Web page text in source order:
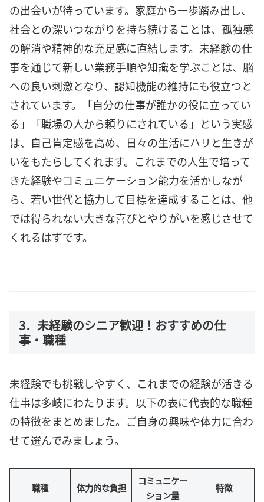
の出会いが待っています。家庭から一歩踏み出し、
社会との深いつながりを持ち続けることは、孤独感
の解消や精神的な充足感に直結します。未経験の仕
事を通じて新しい業務手順や知識を学ぶことは、脳
への良い刺激となり、認知機能の維持にも役立つと
されています。「自分の仕事が誰かの役に立ってい
る」「職場の人から頼りにされている」という実感
は、自己肯定感を高め、日々の生活にハリと生きが
いをもたらしてくれます。これまでの人生で培って
きた経験やコミュニケーション能力を活かしなが
ら、若い世代と協力して目標を達成することは、他
では得られない大きな喜びとやりがいを感じさせて
くれるはずです。
3．未経験のシニア歓迎！おすすめの仕
事・職種
未経験でも挑戦しやすく、これまでの経験が活きる
仕事は多岐にわたります。以下の表に代表的な職種
の特徴をまとめました。ご自身の興味や体力に合わ
せて選んでみましょう。
職種 体力的な負担
コミュニケー
ション量
特徴